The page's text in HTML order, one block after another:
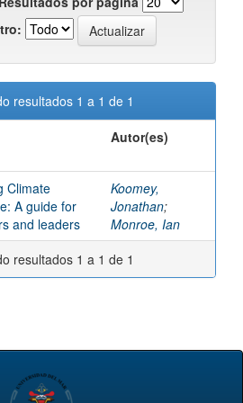
resultados 1 a 1 de 1
Autor(es)
Climate
A guide for
and leaders
Koomey,
Jonathan;
Monroe, Ian
resultados 1 a 1 de 1